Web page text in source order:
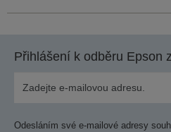
Přihlášení k odběru Epson
Odesláním své e-mailové adresy